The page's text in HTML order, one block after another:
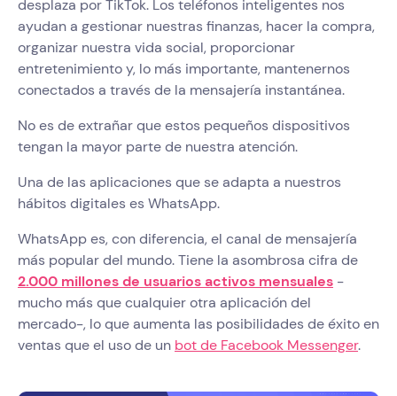
desplaza por TikTok. Los teléfonos inteligentes nos
ayudan a gestionar nuestras finanzas, hacer la compra,
organizar nuestra vida social, proporcionar
entretenimiento y, lo más importante, mantenernos
conectados a través de la mensajería instantánea.
No es de extrañar que estos pequeños dispositivos
tengan la mayor parte de nuestra atención.
Una de las aplicaciones que se adapta a nuestros
hábitos digitales es WhatsApp.
WhatsApp es, con diferencia, el canal de mensajería
más popular del mundo. Tiene la asombrosa cifra de
2.000 millones de usuarios activos mensuales -
mucho más que cualquier otra aplicación del
mercado-, lo que aumenta las posibilidades de éxito en
ventas que el uso de un bot de Facebook Messenger.